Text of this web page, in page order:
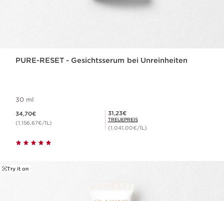
PURE-RESET - Gesichtsserum bei Unreinheiten
30 ml
34,70€
(1.156,67€/1L)
Mitgliederpreis 31,23€
31,23€
TREUEPREIS
(1.041,00€/1L)
Try it on